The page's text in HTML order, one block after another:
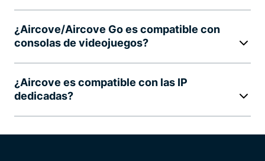
¿Aircove/Aircove Go es compatible con
consolas de videojuegos?
¿Aircove es compatible con las IP
dedicadas?